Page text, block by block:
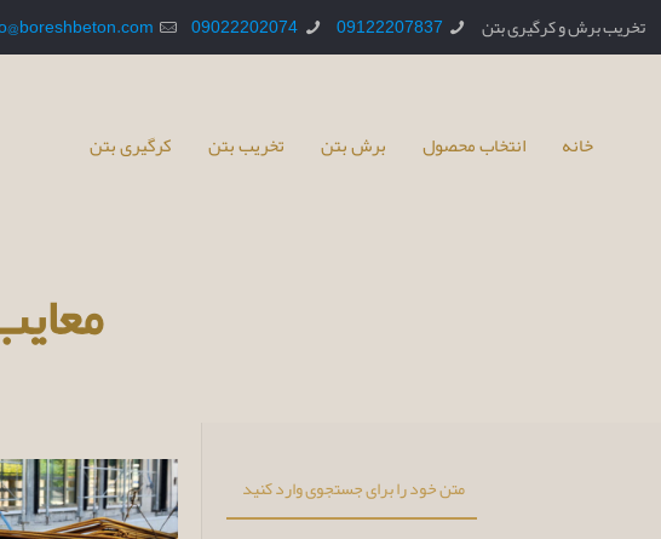
تخریب برش و کرگیری بتن 09122207837
09022202074
خانه انتخاب محصول برش بتن تخریب بتن کرگیری بتن